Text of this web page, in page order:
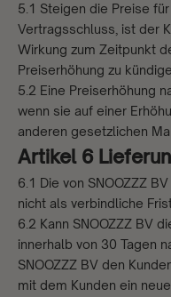
5.1 Steigen die Preise
Vertragsschluss, ist der
Wirkung zum Zeitpunkt
Preiserhöhung zu
5.2 Eine Preiserhöhung
wenn sie auf einer
anderen gesetzlichen
Artikel 6
6.1 Die von SNOOZZZ
nicht als verbindliche
6.2 Kann SNOOZZZ BV
innerhalb von 30 Tagen
SNOOZZZ BV den
mit dem Kunden ein